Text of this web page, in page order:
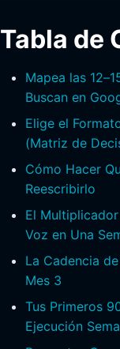
Tabla de
Mapea las
Buscan en
Elige el
(Matriz de
Cómo Hacer
Reescribirlo
El
Voz en Una
La Cadencia
Mes 3
Tus Primeros
Ejecución